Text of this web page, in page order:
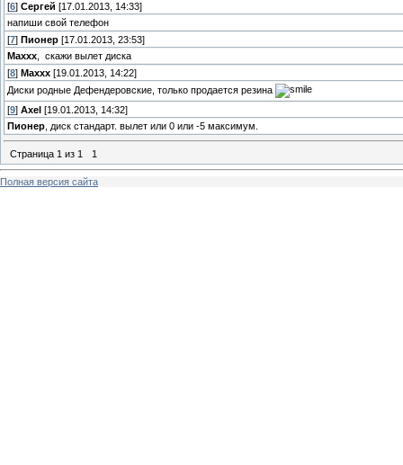
[6] Сергей [17.01.2013, 14:33]
напиши свой телефон
[7] Пионер [17.01.2013, 23:53]
Maxxx , скажи вылет диска
[8] Maxxx [19.01.2013, 14:22]
Диски родные Дефендеровские, только продается резина
[9] Axel [19.01.2013, 14:32]
Пионер , диск стандарт. вылет или 0 или -5 максимум.
Страница 1 из 1 1
Полная версия сайта